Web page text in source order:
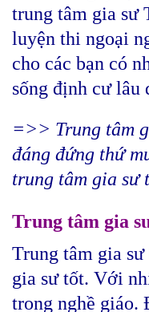
trung tâm gia sư
luyện thi ngoại
cho các bạn có
sống định cư lâu
=>> Trung tâm
đáng đứng thứ
trung tâm gia sư
Trung tâm gia
Trung tâm gia
gia sư tốt. Với
trong nghề giáo.